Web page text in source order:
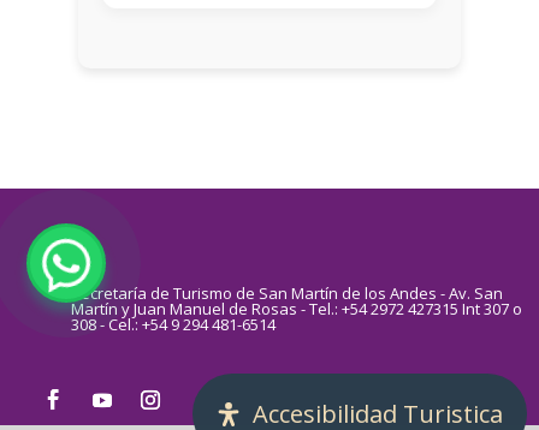
Secretaría de Turismo de San Martín de los Andes - Av. San
Martín y Juan Manuel de Rosas - Tel.: +54 2972 427315 Int 307 o
308 - Cel.: +54 9 294 481-6514
Accesibilidad Turistica